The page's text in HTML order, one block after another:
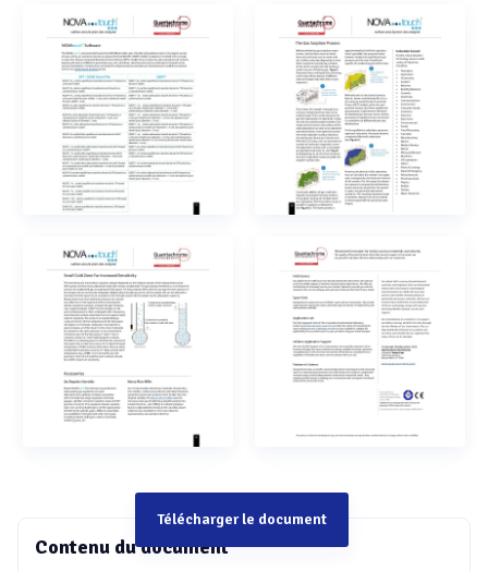
Contenu du document
Télécharger le document